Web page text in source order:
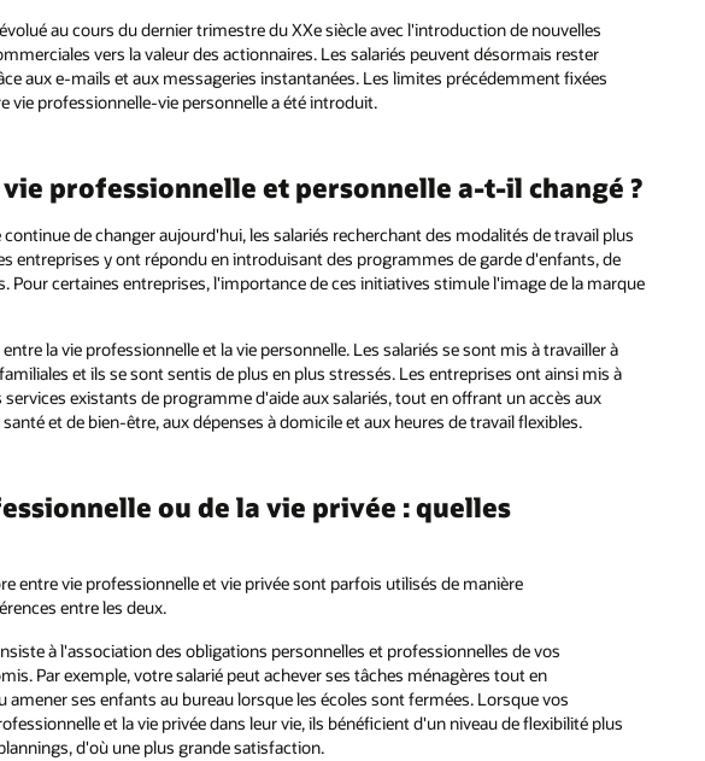
au cours du dernier trimestre du XXe siècle avec l'introduction de nouvelles
vers la valeur des actionnaires. Les salariés peuvent désormais rester
aux e-mails et aux messageries instantanées. Les limites précédemment fixées
vie professionnelle-vie personnelle a été introduit.
professionnelle et personnelle a-t-il changé ?
de changer aujourd'hui, les salariés recherchant des modalités de travail plus
entreprises y ont répondu en introduisant des programmes de garde d'enfants, de
Pour certaines entreprises, l'importance de ces initiatives stimule l'image de la marque
la vie professionnelle et la vie personnelle. Les salariés se sont mis à travailler à
et ils se sont sentis de plus en plus stressés. Les entreprises ont ainsi mis à
existants de programme d'aide aux salariés, tout en offrant un accès aux
et de bien-être, aux dépenses à domicile et aux heures de travail flexibles.
ou de la vie privée : quelles
entre vie professionnelle et vie privée sont parfois utilisés de manière
entre les deux.
à l'association des obligations personnelles et professionnelles de vos
Par exemple, votre salarié peut achever ses tâches ménagères tout en
ses enfants au bureau lorsque les écoles sont fermées. Lorsque vos
et la vie privée dans leur vie, ils bénéficient d'un niveau de flexibilité plus
d'où une plus grande satisfaction.